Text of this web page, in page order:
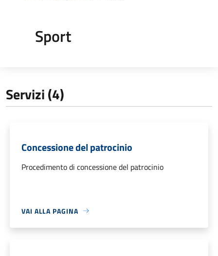
Sport
Servizi (4)
Concessione del patrocinio
Procedimento di concessione del patrocinio
VAI ALLA PAGINA